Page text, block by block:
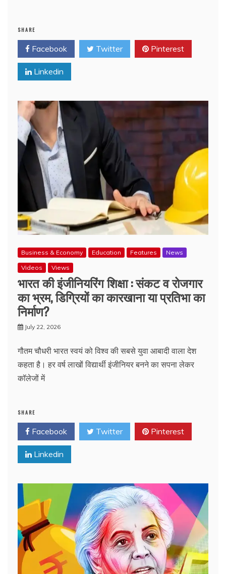
SHARE
Facebook Twitter Pinterest
Linkedin
Business & Economy Education Features
News
Videos
Views
भारत की इंजीनियरिंग शिक्षा : संकट व रोजगार
का भ्रम, डिग्रियों का कारखाना या प्रतिभा का
निर्माण?
July 22, 2026
गौतम चौधरी भारत स्वयं को विश्व की सबसे युवा आबादी वाला देश
कहता है। हर वर्ष लाखों विद्यार्थी इंजीनियर बनने का सपना लेकर
कॉलेजों में
SHARE
Facebook Twitter Pinterest
Linkedin